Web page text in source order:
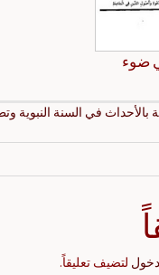
ضوء
بالأحداث في السنة النبوية
لتضيف تعليقاً.